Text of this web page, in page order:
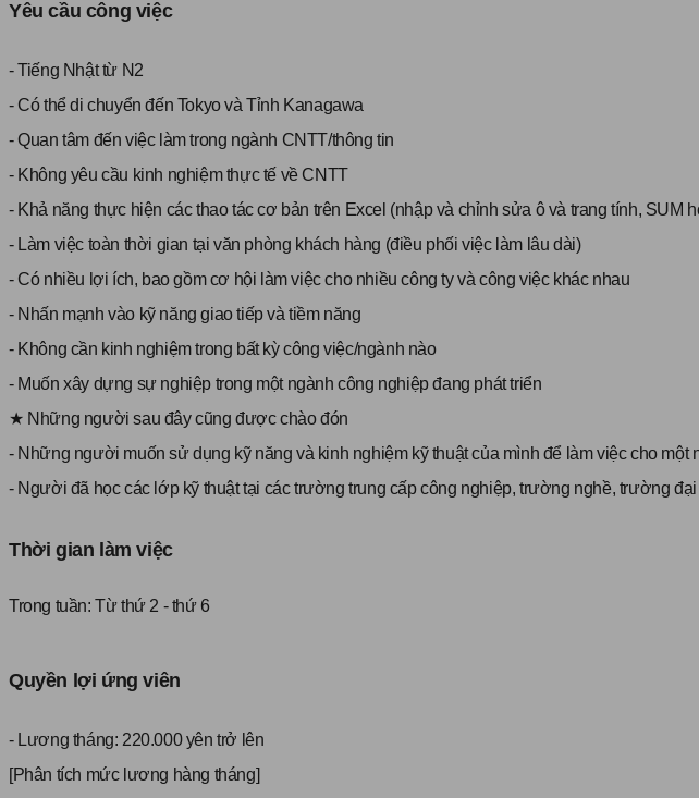
Yêu cầu công việc
- Tiếng Nhật từ N2
- Có thể di chuyển đến Tokyo và Tỉnh Kanagawa
- Quan tâm đến việc làm trong ngành CNTT/thông tin
- Không yêu cầu kinh nghiệm thực tế về CNTT
- Khả năng thực hiện các thao tác cơ bản trên Excel (nhập và chỉnh sửa ô và trang tính, SUM
- Làm việc toàn thời gian tại văn phòng khách hàng (điều phối việc làm lâu dài)
- Có nhiều lợi ích, bao gồm cơ hội làm việc cho nhiều công ty và công việc khác nhau
- Nhấn mạnh vào kỹ năng giao tiếp và tiềm năng
- Không cần kinh nghiệm trong bất kỳ công việc/ngành nào
- Muốn xây dựng sự nghiệp trong một ngành công nghiệp đang phát triển
★ Những người sau đây cũng được chào đón
- Những người muốn sử dụng kỹ năng và kinh nghiệm kỹ thuật của mình để làm việc cho một
- Người đã học các lớp kỹ thuật tại các trường trung cấp công nghiệp, trường nghề, trường
Thời gian làm việc
Trong tuần:Từ thứ 2 - thứ 6
Quyền lợi ứng viên
- Lương tháng: 220.000 yên trở lên
[Phân tích mức lương hàng tháng]